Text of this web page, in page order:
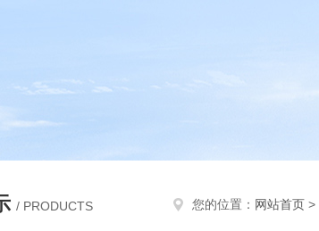
/ PRODUCTS 您的位置： 网站首页 >